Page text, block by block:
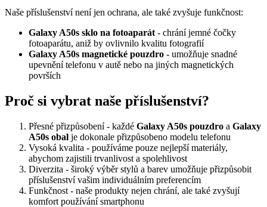
Naše příslušenství není jen ochrana, ale také zvyšuje funkčnost:
Galaxy A50s sklo na fotoaparát - chrání jemné čočky
fotoaparátu, aniž by ovlivnilo kvalitu fotografií
Galaxy A50s magnetické pouzdro - umožňuje snadné
upevnění telefonu v autě nebo na jiných magnetických
površích
Proč si vybrat naše příslušenství?
Přesné přizpůsobení - každé Galaxy A50s pouzdro a Galaxy
A50s obal je dokonale přizpůsobeno modelu telefonu
Vysoká kvalita - používáme pouze nejlepší materiály,
abychom zajistili trvanlivost a spolehlivost
Diverzita - široký výběr stylů a barev umožňuje přizpůsobit
příslušenství vašim individuálním preferencím
Funkčnost - naše produkty nejen chrání, ale také zvyšují
komfort používání smartphonu